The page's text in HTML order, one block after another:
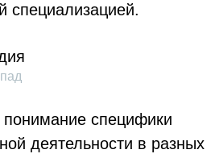
специализацией.
специфики
деятельности в разных